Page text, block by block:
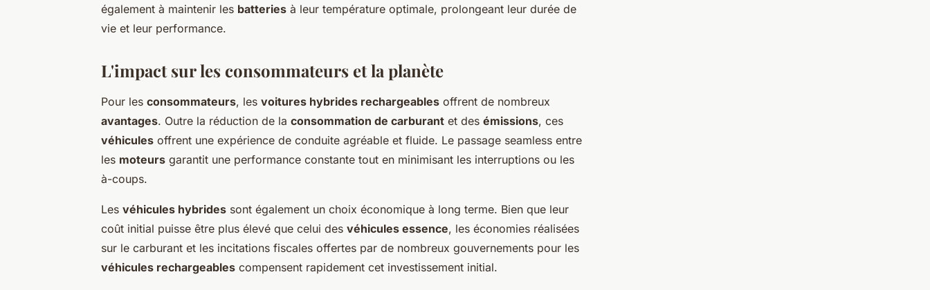
également à maintenir les batteries à leur température optimale, prolongeant leur durée de
vie et leur performance.
L'impact sur les consommateurs et la planète
Pour les consommateurs, les voitures hybrides rechargeables offrent de nombreux
avantages. Outre la réduction de la consommation de carburant et des émissions, ces
véhicules offrent une expérience de conduite agréable et fluide. Le passage seamless entre
les moteurs garantit une performance constante tout en minimisant les interruptions ou les
à-coups.
Les véhicules hybrides sont également un choix économique à long terme. Bien que leur
coût initial puisse être plus élevé que celui des véhicules essence, les économies réalisées
sur le carburant et les incitations fiscales offertes par de nombreux gouvernements pour les
véhicules rechargeables compensent rapidement cet investissement initial.